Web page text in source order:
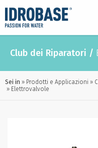
Club dei Riparatori /
Sei in Prodotti e Applicazioni
Elettrovalvole